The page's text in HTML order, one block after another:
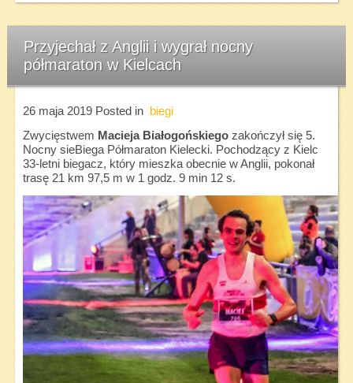
Przyjechał z Anglii i wygrał nocny
półmaraton w Kielcach
26 maja 2019Posted in
biegi
Zwycięstwem Macieja Białogońskiegozakończył się 5.
Nocny sieBiega Półmaraton Kielecki. Pochodzący z Kielc
33-letni biegacz, który mieszka obecnie w Anglii, pokonał
trasę 21 km 97,5 m w 1 godz. 9 min 12 s.